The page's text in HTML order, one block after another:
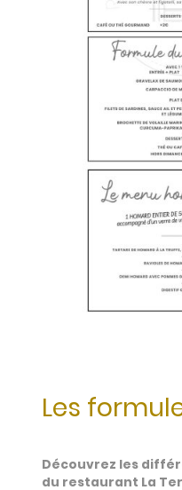
Les
Découvrez les
du restaurant La